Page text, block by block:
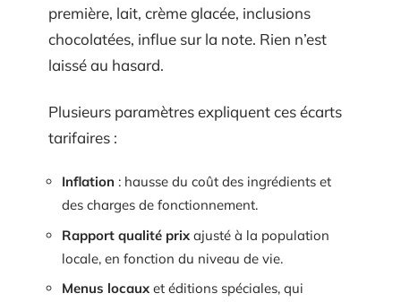
première, lait, crème glacée, inclusions
chocolatées, influe sur la note. Rien n’est
laissé au hasard.
Plusieurs paramètres expliquent ces écarts
tarifaires :
Inflation : hausse du coût des ingrédients et
des charges de fonctionnement.
Rapport qualité prix ajusté à la population
locale, en fonction du niveau de vie.
Menus locaux et éditions spéciales, qui